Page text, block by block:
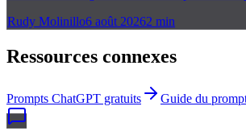
Rudy Molinillo6 août 20262 min
Ressources connexes
Prompts ChatGPT gratuits Guide du